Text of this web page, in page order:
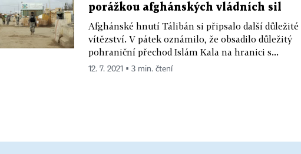
porážkou afghánských vládních sil
Afghánské hnutí Tálibán si připsalo další důležité
vítězství. V pátek oznámilo, že obsadilo důležitý
pohraniční přechod Islám Kala na hranici s...
12. 7. 2021 ▪ 3 min. čtení